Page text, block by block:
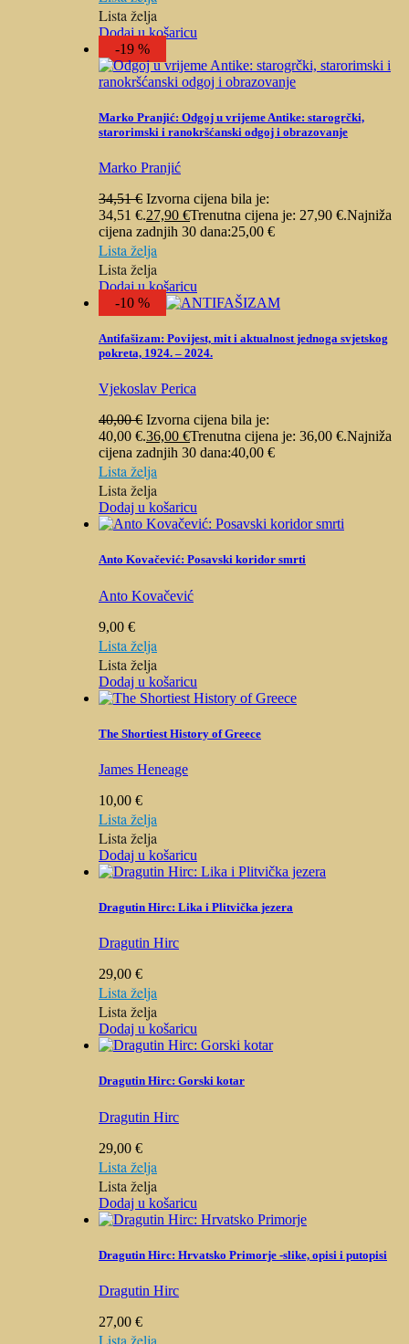
Lista želja
Dodaj u košaricu
-19 %
Marko Pranjić: Odgoj u vrijeme Antike: starogrčki,
starorimski i ranokršćanski odgoj i obrazovanje
Marko Pranjić
34,51€ Izvorna cijena bila je:
34,51 €.27,90 €Trenutna cijena je: 27,90 €.Najniža
cijena zadnjih 30 dana:25,00 €
Lista želja
Lista želja
Dodaj u košaricu
-10 %
Antifašizam: Povijest, mit i aktualnost jednoga svjetskog
pokreta, 1924. – 2024.
Vjekoslav Perica
40,00€ Izvorna cijena bila je:
40,00 €.36,00 €Trenutna cijena je: 36,00 €.Najniža
cijena zadnjih 30 dana:40,00 €
Lista želja
Lista želja
Dodaj u košaricu
Anto Kovačević: Posavski koridor smrti
Anto Kovačević
9,00 €
Lista želja
Lista želja
Dodaj u košaricu
The Shortiest History of Greece
James Heneage
10,00 €
Lista želja
Lista želja
Dodaj u košaricu
Dragutin Hirc: Lika i Plitvička jezera
Dragutin Hirc
29,00 €
Lista želja
Lista želja
Dodaj u košaricu
Dragutin Hirc: Gorski kotar
Dragutin Hirc
29,00 €
Lista želja
Lista želja
Dodaj u košaricu
Dragutin Hirc: Hrvatsko Primorje -slike, opisi i putopisi
Dragutin Hirc
27,00 €
Lista želja